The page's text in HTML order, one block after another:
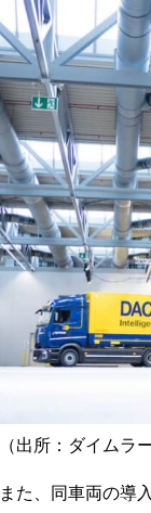
（出所：ダイムラ
また、同車両の導